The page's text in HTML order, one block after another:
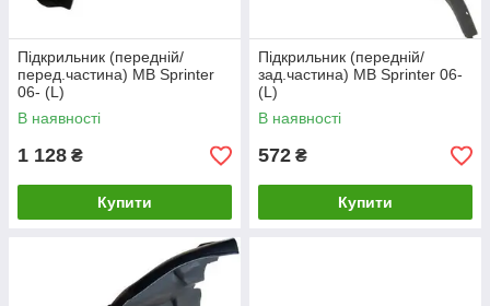
Підкрильник (передній/
перед.частина) MB Sprinter
06- (L)
В наявності
1 128 ₴
Купити
Підкрильник (передній/
зад.частина) MB Sprinter 06-
(L)
В наявності
572 ₴
Купити